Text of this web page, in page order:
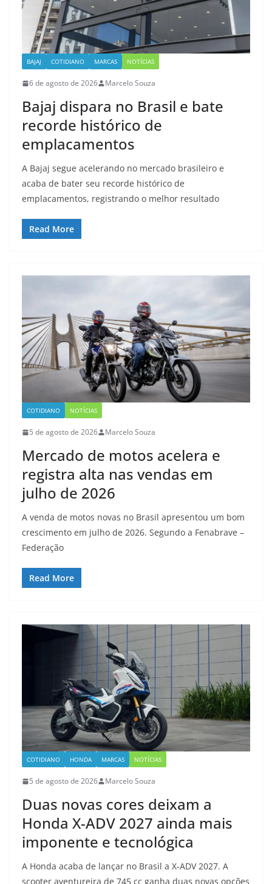
BAJAJ COTIDIANO MARCAS NOTÍCIAS
6 de agosto de 2026 Marcelo Souza
Bajaj dispara no Brasil e bate
recorde histórico de
emplacamentos
A Bajaj segue acelerando no mercado brasileiro e
acaba de bater seu recorde histórico de
emplacamentos, registrando o melhor resultado
Read More
COTIDIANO NOTÍCIAS
5 de agosto de 2026 Marcelo Souza
Mercado de motos acelera e
registra alta nas vendas em
julho de 2026
A venda de motos novas no Brasil apresentou um bom
crescimento em julho de 2026. Segundo a Fenabrave –
Federação
Read More
COTIDIANO HONDA MARCAS NOTÍCIAS
5 de agosto de 2026 Marcelo Souza
Duas novas cores deixam a
Honda X-ADV 2027 ainda mais
imponente e tecnológica
A Honda acaba de lançar no Brasil a X-ADV 2027. A
scooter aventureira de 745 cc ganha duas novas opções